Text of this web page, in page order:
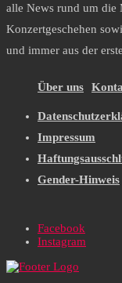
alle News rund um die
Konzertgeschehen
und immer aus der
Über uns
Impressum
Gender-Hinweis
Facebook
Instagram